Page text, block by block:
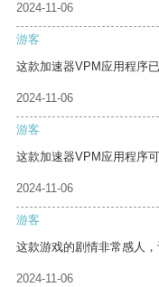
2024-11-06
游客
这款加速器VPM应用程序
2024-11-06
游客
这款加速器VPM应用程序
2024-11-06
游客
这款游戏的剧情非常感人，
2024-11-06